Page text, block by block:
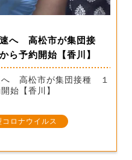
へ 高松市が集団接
予約開始【香川】
へ 高松市が集団接種 １
始【香川】
コロナウイルス